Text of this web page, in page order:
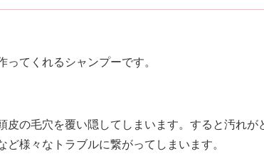
てくれるシャンプーです。
皮の毛穴を覆い隠してしまいます。すると汚れ
様々なトラブルに繋がってしまいます。